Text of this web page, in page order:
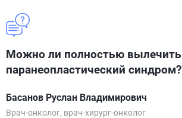
Можно ли полностью вылечить
паранеопластический синдром?
Басанов Руслан Владимирович
Врач-онколог, врач-хирург-онколог